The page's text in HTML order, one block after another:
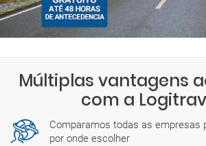
Múltiplas vantagens
com a
Comparamos todas as empresas
por onde escolher